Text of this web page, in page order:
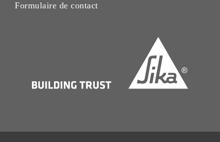
Formulaire de contact